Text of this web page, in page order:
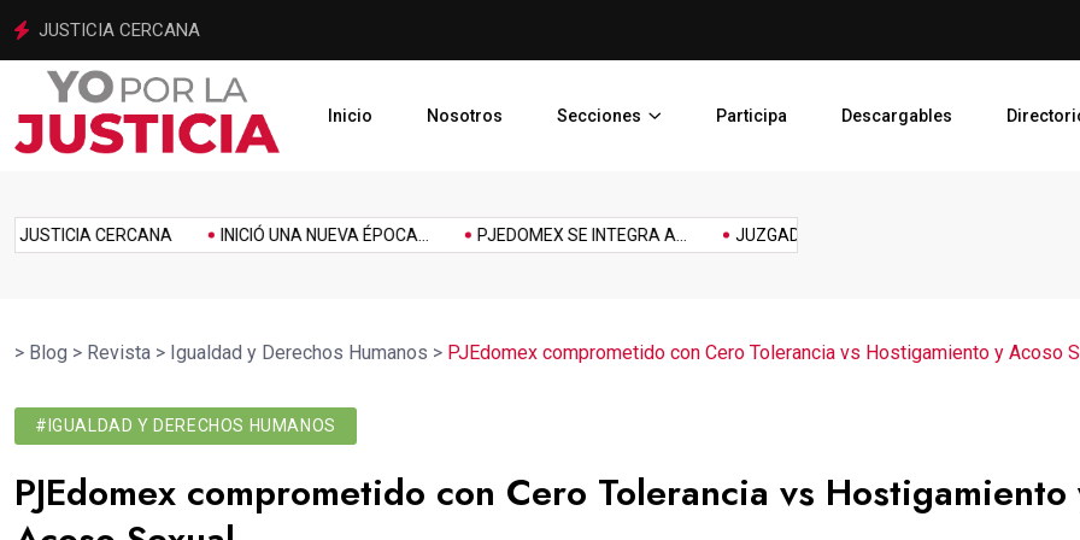
INICIÓ UNA NUEVA ÉPOCA PARA LA JUSTICIA MEXIQUENSE PJEDOMEX SE INTEGRA A
Inicio Nosotros Secciones Participa Descargables
CERCANA INICIÓ UNA NUEVA ÉPOCA... PJEDOMEX SE INTEGRA A... JUZGADO LIBRE PARA PREVENIR,... PLAN
Homenaje Inclusión Innovación Link Music Politics
Reforma
laboral
Reto sports Tech
> Blog > Revista > Igualdad y Derechos Humanos > PJEdomex comprometido con Cero Tolerancia vs Hostigamiento y Acoso
#IGUALDAD Y DERECHOS HUMANOS
PJEdomex comprometido con Cero Tolerancia vs Hostigamiento